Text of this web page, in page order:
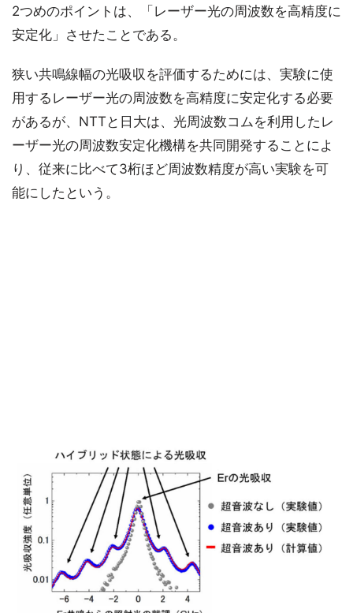
2つめのポイントは、「レーザー光の周波数を高精度に
安定化」させたことである。
狭い共鳴線幅の光吸収を評価するためには、実験に使
用するレーザー光の周波数を高精度に安定化する必要
があるが、NTTと日大は、光周波数コムを利用したレ
ーザー光の周波数安定化機構を共同開発することによ
り、従来に比べて3桁ほど周波数精度が高い実験を可
能にしたという。